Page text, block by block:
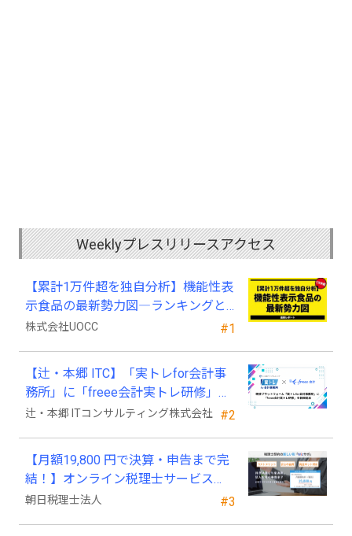
Weeklyプレスリリースアクセス
#1
【累計1万件超を独自分析】機能性表
示食品の最新勢力図―ランキングと
2025年4月以降の変化
株式会社UOCC
#2
【辻・本郷 ITC】「実トレfor会計事
務所」に「freee会計実トレ研修」を
新規追加
辻・本郷 ITコンサルティング株式会社
#3
【月額19,800 円で決算・申告まで完
結！】オンライン税理士サービス
「Wiz サポ」
朝日税理士法人